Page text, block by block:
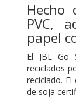
Hecho
PVC,
papel
El JBL Go
reciclados
reciclado.
de soja